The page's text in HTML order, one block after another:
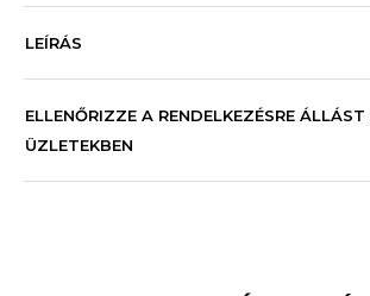
LEÍRÁS
ELLENŐRIZZE A RENDELKEZÉSRE
ÜZLETEKBEN